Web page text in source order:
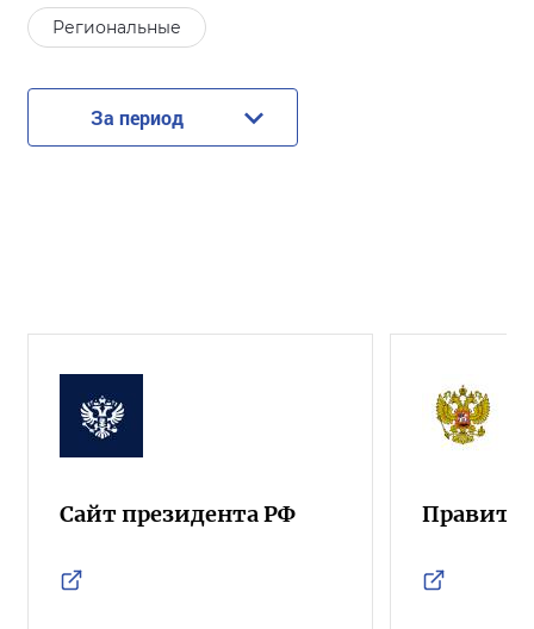
Региональные
За период
Сайт президента РФ